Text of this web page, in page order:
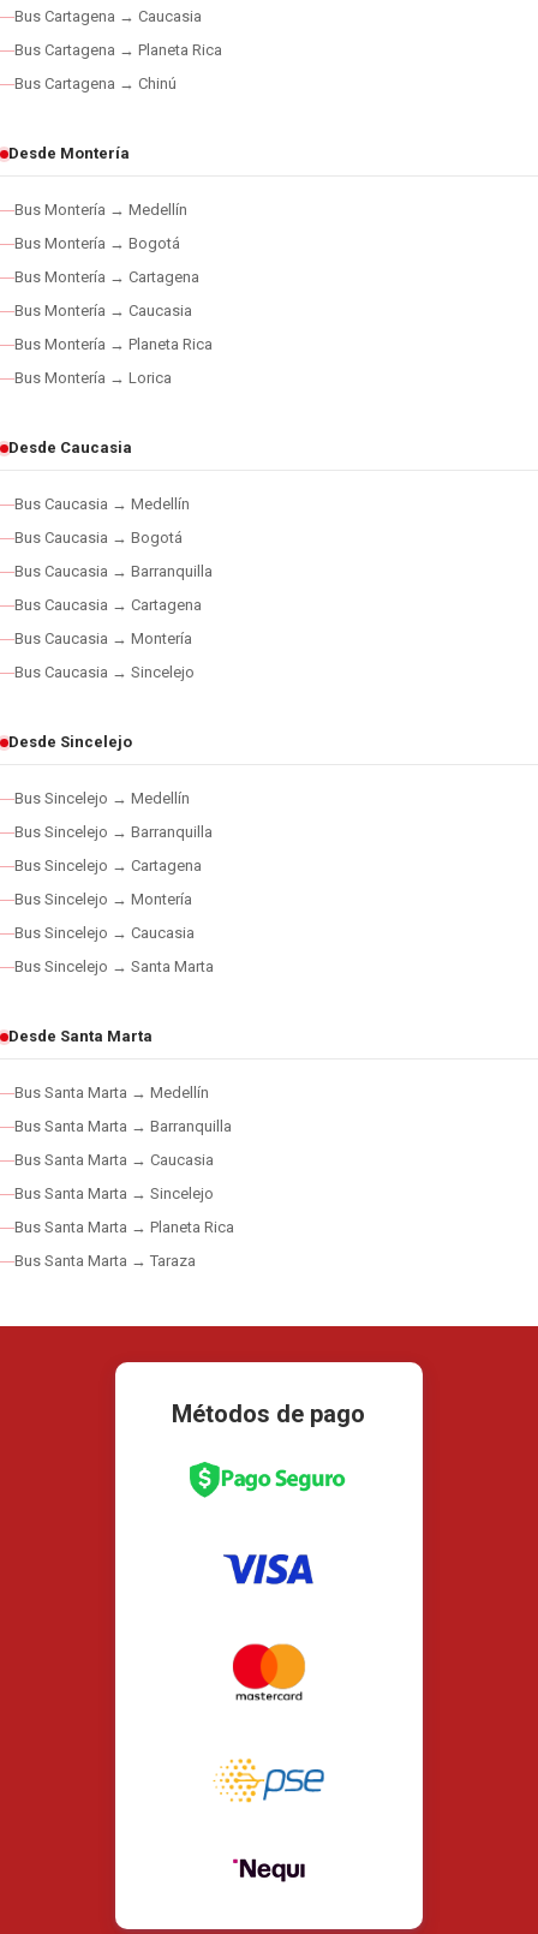
Bus Cartagena → Caucasia
Bus Cartagena → Planeta Rica
Bus Cartagena → Chinú
Desde Montería
Bus Montería → Medellín
Bus Montería → Bogotá
Bus Montería → Cartagena
Bus Montería → Caucasia
Bus Montería → Planeta Rica
Bus Montería → Lorica
Desde Caucasia
Bus Caucasia → Medellín
Bus Caucasia → Bogotá
Bus Caucasia → Barranquilla
Bus Caucasia → Cartagena
Bus Caucasia → Montería
Bus Caucasia → Sincelejo
Desde Sincelejo
Bus Sincelejo → Medellín
Bus Sincelejo → Barranquilla
Bus Sincelejo → Cartagena
Bus Sincelejo → Montería
Bus Sincelejo → Caucasia
Bus Sincelejo → Santa Marta
Desde Santa Marta
Bus Santa Marta → Medellín
Bus Santa Marta → Barranquilla
Bus Santa Marta → Caucasia
Bus Santa Marta → Sincelejo
Bus Santa Marta → Planeta Rica
Bus Santa Marta → Taraza
Métodos de pago